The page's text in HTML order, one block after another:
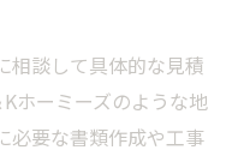
相談して具体的な見積
ホーミーズのような地
必要な書類作成や工事